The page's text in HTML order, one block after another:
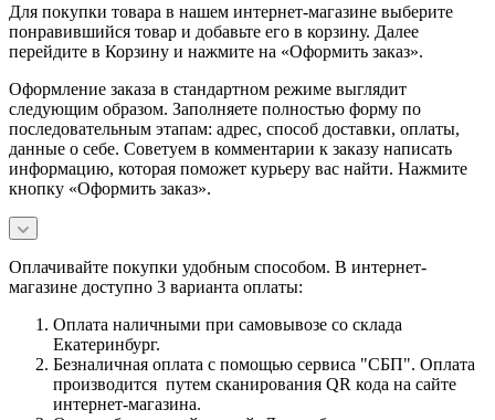
Для покупки товара в нашем интернет-магазине выберите
понравившийся товар и добавьте его в корзину. Далее
перейдите в Корзину и нажмите на «Оформить заказ».
Оформление заказа в стандартном режиме выглядит
следующим образом. Заполняете полностью форму по
последовательным этапам: адрес, способ доставки, оплаты,
данные о себе. Советуем в комментарии к заказу написать
информацию, которая поможет курьеру вас найти. Нажмите
кнопку «Оформить заказ».
Оплачивайте покупки удобным способом. В интернет-
магазине доступно 3 варианта оплаты:
Оплата наличными при самовывозе со склада
Екатеринбург.
Безналичная оплата с помощью сервиса "СБП". Оплата
производится путем сканирования QR кода на сайте
интернет-магазина.